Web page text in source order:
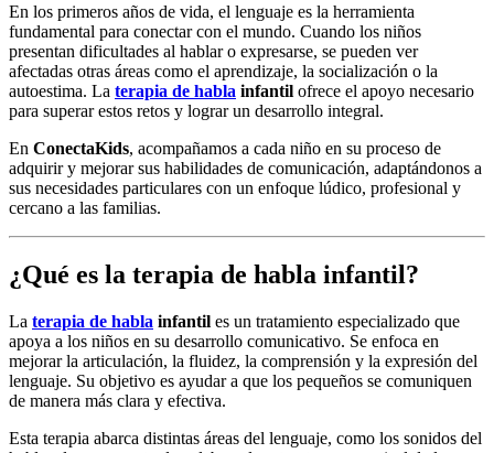
En los primeros años de vida, el lenguaje es la herramienta
fundamental para conectar con el mundo. Cuando los niños
presentan dificultades al hablar o expresarse, se pueden ver
afectadas otras áreas como el aprendizaje, la socialización o la
autoestima. La terapia de habla infantil ofrece el apoyo necesario
para superar estos retos y lograr un desarrollo integral.
En ConectaKids, acompañamos a cada niño en su proceso de
adquirir y mejorar sus habilidades de comunicación, adaptándonos a
sus necesidades particulares con un enfoque lúdico, profesional y
cercano a las familias.
¿Qué es la terapia de habla infantil?
La terapia de habla infantil es un tratamiento especializado que
apoya a los niños en su desarrollo comunicativo. Se enfoca en
mejorar la articulación, la fluidez, la comprensión y la expresión del
lenguaje. Su objetivo es ayudar a que los pequeños se comuniquen
de manera más clara y efectiva.
Esta terapia abarca distintas áreas del lenguaje, como los sonidos del